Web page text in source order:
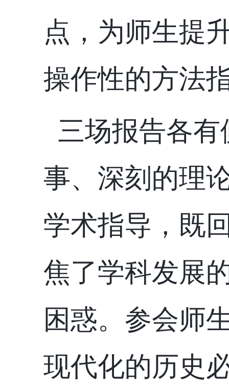
点，为师生提
操作性的方法
三场报告各
事、深刻的理
学术指导， 既
焦了学科发展
困惑。参会师
现代化的历史